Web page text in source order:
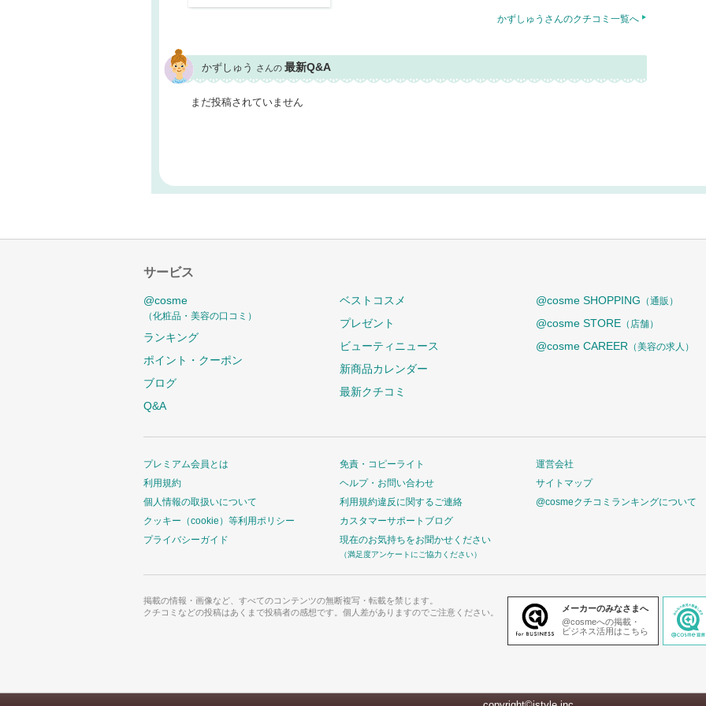
かずしゅうさんのクチコミ一覧へ
かずしゅう さんの 最新Q&A
まだ投稿されていません
サービス
@cosme
（化粧品・美容の口コミ）
ランキング
ポイント・クーポン
ブログ
Q&A
ベストコスメ
プレゼント
ビューティニュース
新商品カレンダー
最新クチコミ
@cosme SHOPPING （通販）
@cosme STORE （店舗）
@cosme CAREER （美容の求人）
プレミアム会員とは
利用規約
個人情報の取扱いについて
クッキー（cookie）等利用ポリシー
プライバシーガイド
免責・コピーライト
ヘルプ・お問い合わせ
利用規約違反に関するご連絡
カスタマーサポートブログ
現在のお気持ちをお聞かせください
（満足度アンケートにご協力ください）
運営会社
サイトマップ
@cosmeクチコミランキングについて
掲載の情報・画像など、すべてのコンテンツの無断複写・転載を禁じます。
クチコミなどの投稿はあくまで投稿者の感想です。個人差がありますのでご注意ください。
メーカーのみなさまへ
@cosmeへの掲載・
ビジネス活用はこちら